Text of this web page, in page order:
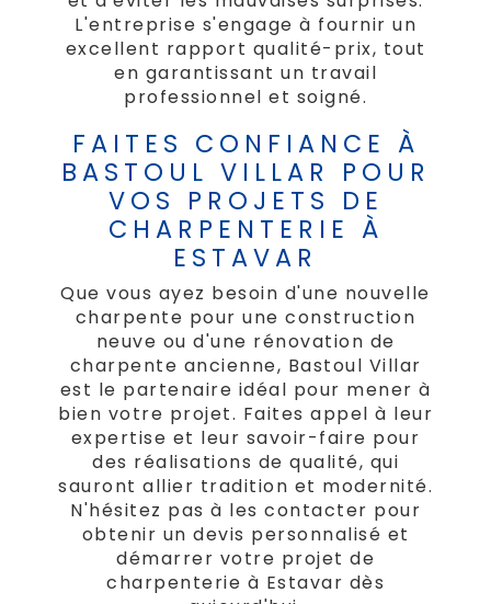
L'entreprise s'engage à fournir un
excellent rapport qualité-prix, tout
en garantissant un travail
professionnel et soigné.
FAITES CONFIANCE À
BASTOUL VILLAR POUR
VOS PROJETS DE
CHARPENTERIE À
ESTAVAR
Que vous ayez besoin d'une nouvelle
charpente pour une construction
neuve ou d'une rénovation de
charpente ancienne, Bastoul Villar
est le partenaire idéal pour mener à
bien votre projet. Faites appel à leur
expertise et leur savoir-faire pour
des réalisations de qualité, qui
sauront allier tradition et modernité.
N'hésitez pas à les contacter pour
obtenir un devis personnalisé et
démarrer votre projet de
charpenterie à Estavar dès